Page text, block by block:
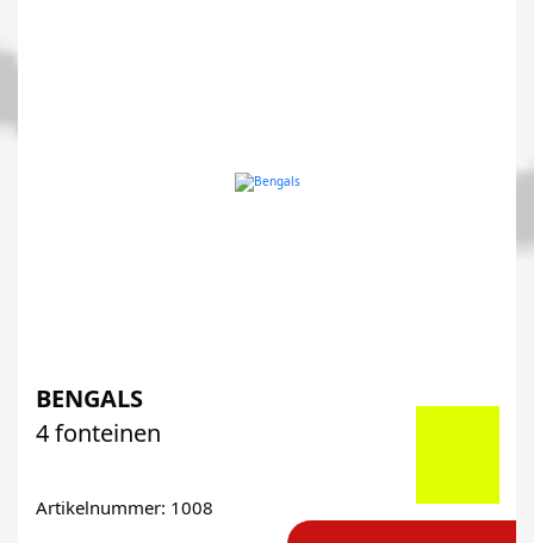
BENGALS
4 fonteinen
Artikelnummer: 1008